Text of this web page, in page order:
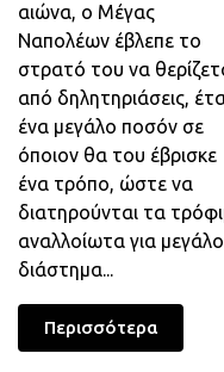
αιώνα, ο Μέγας
Ναπολέων έβλεπε το
στρατό του να
από δηλητηριάσεις,
ένα μεγάλο ποσόν σε
όποιον θα του έβρισκε
ένα τρόπο, ώστε να
διατηρούνται τα
αναλλοίωτα για μεγάλο
διάστημα...
Περισσότερα